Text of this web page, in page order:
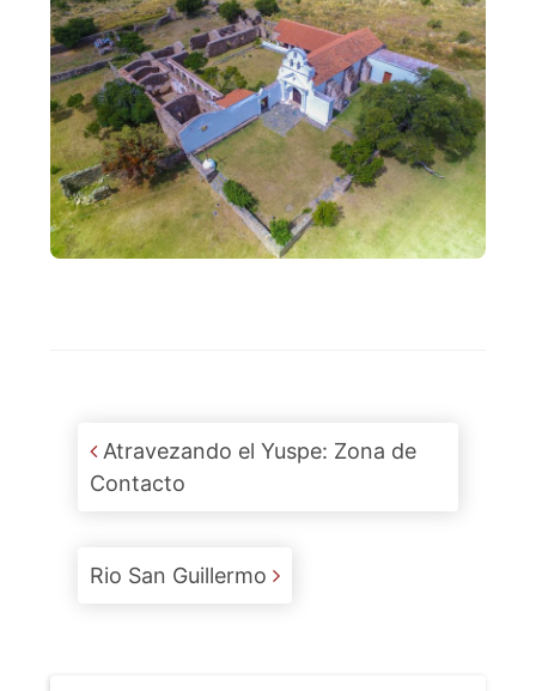
Post navigation
Atravezando el Yuspe: Zona de
Contacto
Rio San Guillermo